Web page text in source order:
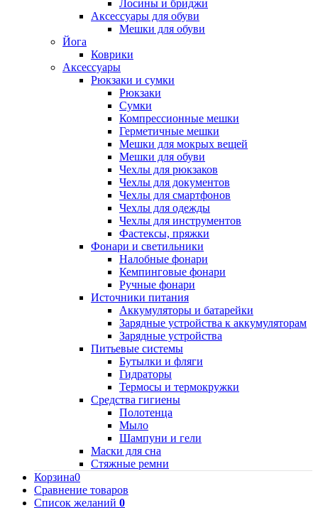
Лосины и бриджи
Аксессуары для обуви
Мешки для обуви
Йога
Коврики
Аксессуары
Рюкзаки и сумки
Рюкзаки
Сумки
Компрессионные мешки
Герметичные мешки
Мешки для мокрых вещей
Мешки для обуви
Чехлы для рюкзаков
Чехлы для документов
Чехлы для смартфонов
Чехлы для одежды
Чехлы для инструментов
Фастексы, пряжки
Фонари и светильники
Налобные фонари
Кемпинговые фонари
Ручные фонари
Источники питания
Аккумуляторы и батарейки
Зарядные устройства к аккумуляторам
Зарядные устройства
Питьевые системы
Бутылки и фляги
Гидраторы
Термосы и термокружки
Средства гигиены
Полотенца
Мыло
Шампуни и гели
Маски для сна
Стяжные ремни
Корзина0
Сравнение товаров
Список желаний 0